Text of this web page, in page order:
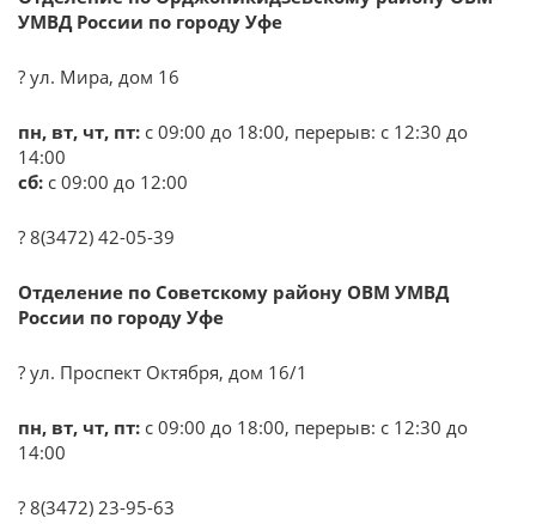
УМВД России по городу Уфе
? ул. Мира, дом 16
пн, вт, чт, пт: с 09:00 до 18:00, перерыв: с 12:30 до
14:00
сб: с 09:00 до 12:00
? 8(3472) 42-05-39
Отделение по Советскому району ОВМ УМВД
России по городу Уфе
? ул. Проспект Октября, дом 16/1
пн, вт, чт, пт: с 09:00 до 18:00, перерыв: с 12:30 до
14:00
? 8(3472) 23-95-63